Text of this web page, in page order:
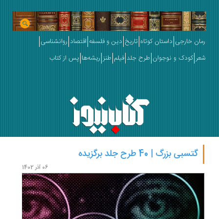
رمان خارجی داستان کوتاه تاریخ دین و فلسفه اقتصاد روانشناسی
شعر کودک و نوجوان طرح جلد فیلم طنز ریشه‌ها پس از کتاب
گتسبی بزرگ | 40 طرح جلد برگزیده
06 آذر 1402